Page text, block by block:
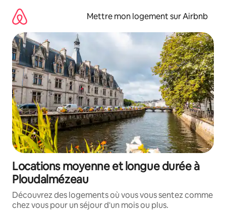
directement
contenu
Mettre mon logement sur Airbnb
Locations moyenne et longue durée à
Ploudalmézeau
Découvrez des logements où vous vous sentez comme
chez vous pour un séjour d'un mois ou plus.